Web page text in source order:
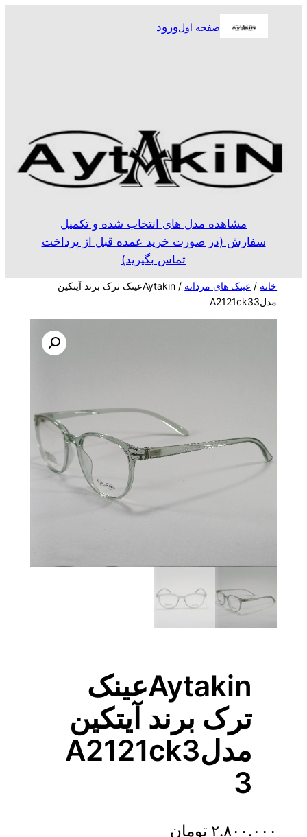
صفحه اولورود
مشاهده مدل های انتخاب شده و تکمیل
سفارش (در صورت خرید عمده قبل از پرداخت
تماس بگیرید)
خانه / عینک های مردانه
/ Aytakinعینک ترک برند آیتکین
مدلA2121ck33
Aytakinعینک
ترک برند آیتکین
مدلA2121ck3
3
۲.۸۰۰.۰۰۰ تومان